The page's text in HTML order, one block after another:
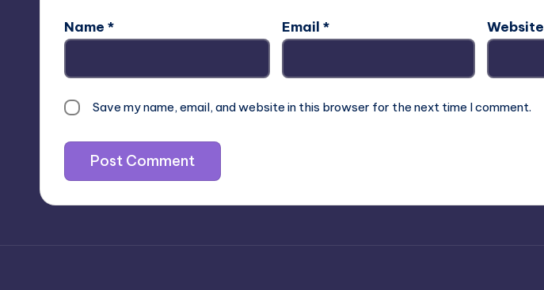
Name * Email * Website
Save my name, email, and website in this browser for the next time I comment.